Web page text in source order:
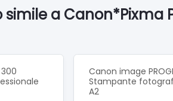
Formato carta
Vassoio superiore :A3+/
Buste (DL, COM10)
Alimentazione manuale
8"×10"/10"×12"/210×594
Dimensioni
a Canon*Pixma
Canon image
Stampante
A2